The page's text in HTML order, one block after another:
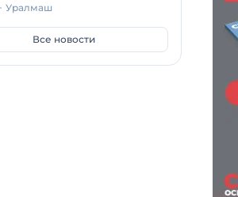
Уралмаш
Все новости